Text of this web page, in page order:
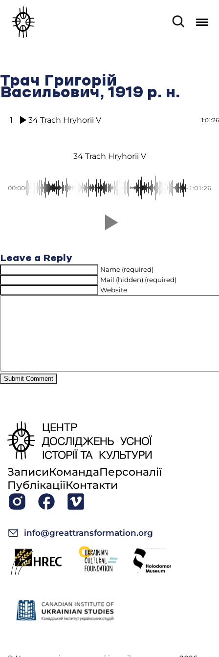
Трач Григорій
Васильович, 1919 р. н.
1 34 Trach Hryhorii V 1:01:26
34 Trach Hryhorii V
00:00 -1:01:26
Leave a Reply
Name (required)
Mail (hidden) (required)
Website
ЗаписиКомандаПерсоналії
ПублікаціїКонтакти
info@greattransformation.org